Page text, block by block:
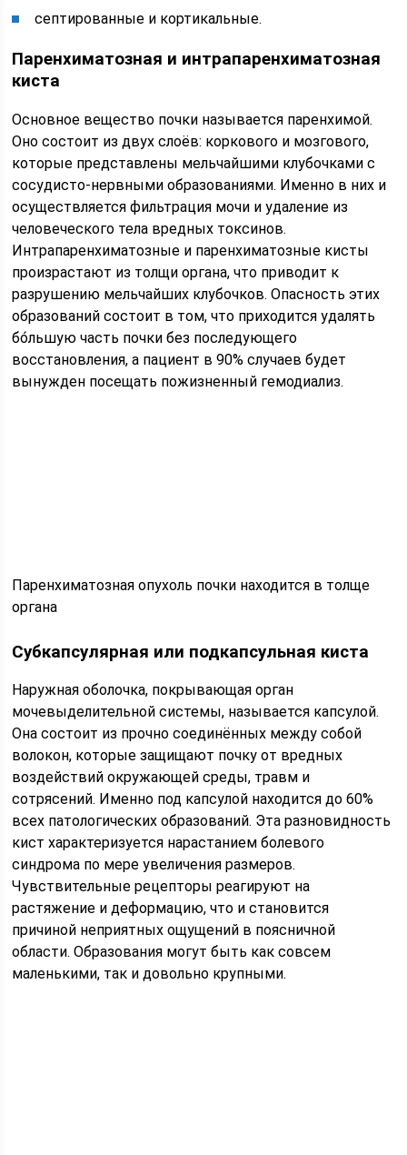
септированные и кортикальные.
Паренхиматозная и интрапаренхиматозная
киста
Основное вещество почки называется паренхимой.
Оно состоит из двух слоёв: коркового и мозгового,
которые представлены мельчайшими клубочками с
сосудисто-нервными образованиями. Именно в них и
осуществляется фильтрация мочи и удаление из
человеческого тела вредных токсинов.
Интрапаренхиматозные и паренхиматозные кисты
произрастают из толщи органа, что приводит к
разрушению мельчайших клубочков. Опасность этих
образований состоит в том, что приходится удалять
бо́льшую часть почки без последующего
восстановления, а пациент в 90% случаев будет
вынужден посещать пожизненный гемодиализ.
Паренхиматозная опухоль почки находится в толще
органа
Субкапсулярная или подкапсульная киста
Наружная оболочка, покрывающая орган
мочевыделительной системы, называется капсулой.
Она состоит из прочно соединённых между собой
волокон, которые защищают почку от вредных
воздействий окружающей среды, травм и
сотрясений. Именно под капсулой находится до 60%
всех патологических образований. Эта разновидность
кист характеризуется нарастанием болевого
синдрома по мере увеличения размеров.
Чувствительные рецепторы реагируют на
растяжение и деформацию, что и становится
причиной неприятных ощущений в поясничной
области. Образования могут быть как совсем
маленькими, так и довольно крупными.